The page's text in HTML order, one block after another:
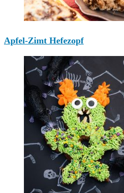
Apfel-Zimt Hefezopf